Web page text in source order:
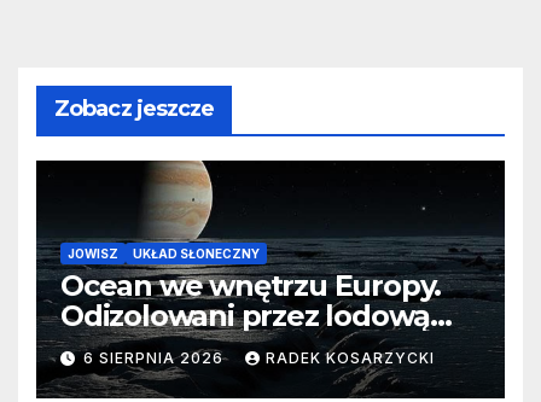
Zobacz jeszcze
JOWISZ UKŁAD SŁONECZNY
Ocean we wnętrzu Europy.
Odizolowani przez lodową
barierę
6 SIERPNIA 2026 RADEK KOSARZYCKI